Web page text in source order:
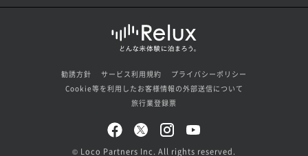
勧誘方針 サービス利用規約
プライバシーポリシー
Cookie等を利用したお客様情報の外部送信について
旅行業登録票
© Loco Partners Inc. All rights reserved.